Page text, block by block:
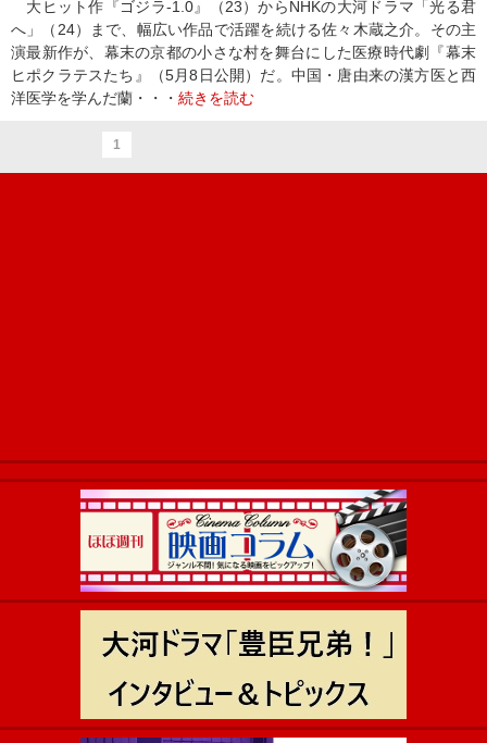
大ヒット作『ゴジラ-1.0』（23）からNHKの大河ドラマ「光る君
へ」（24）まで、幅広い作品で活躍を続ける佐々木蔵之介。その主
演最新作が、幕末の京都の小さな村を舞台にした医療時代劇『幕末
ヒポクラテスたち』（5月8日公開）だ。中国・唐由来の漢方医と西
洋医学を学んだ蘭・・・ 続きを読む
1